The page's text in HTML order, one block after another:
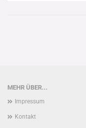
MEHR ÜBER...
Impressum
Kontakt